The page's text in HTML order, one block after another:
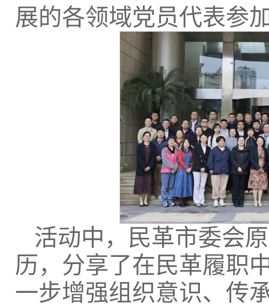
展的各领域党员代表参
活动中，民革市委会
历，分享了在民革履职
一步增强组织意识、传